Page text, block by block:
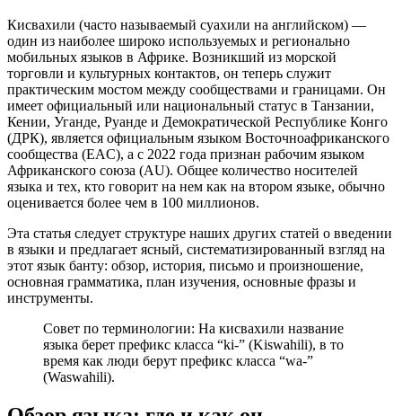
Кисвахили (часто называемый суахили на английском) —
один из наиболее широко используемых и регионально
мобильных языков в Африке. Возникший из морской
торговли и культурных контактов, он теперь служит
практическим мостом между сообществами и границами. Он
имеет официальный или национальный статус в Танзании,
Кении, Уганде, Руанде и Демократической Республике Конго
(ДРК), является официальным языком Восточноафриканского
сообщества (EAC), а с 2022 года признан рабочим языком
Африканского союза (AU). Общее количество носителей
языка и тех, кто говорит на нем как на втором языке, обычно
оценивается более чем в 100 миллионов.
Эта статья следует структуре наших других статей о введении
в языки и предлагает ясный, систематизированный взгляд на
этот язык банту: обзор, история, письмо и произношение,
основная грамматика, план изучения, основные фразы и
инструменты.
Совет по терминологии: На кисвахили название
языка берет префикс класса “ki-” (Kiswahili), в то
время как люди берут префикс класса “wa-”
(Waswahili).